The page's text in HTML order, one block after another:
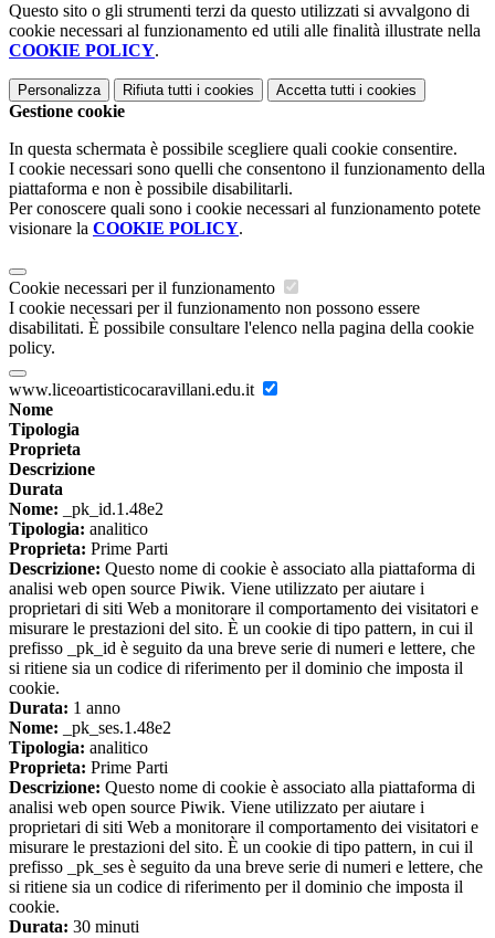
Questo sito o gli strumenti terzi da questo utilizzati si avvalgono di
cookie necessari al funzionamento ed utili alle finalità illustrate nella
COOKIE POLICY.
Personalizza Rifiuta tutti i cookies Accetta tutti i cookies
Gestione cookie
In questa schermata è possibile scegliere quali cookie consentire.
I cookie necessari sono quelli che consentono il funzionamento della
piattaforma e non è possibile disabilitarli.
Per conoscere quali sono i cookie necessari al funzionamento potete
visionare la COOKIE POLICY.
Cookie necessari per il funzionamento
I cookie necessari per il funzionamento non possono essere
disabilitati. È possibile consultare l'elenco nella pagina della cookie
policy.
www.liceoartisticocaravillani.edu.it
Nome
Tipologia
Proprieta
Descrizione
Durata
Nome: _pk_id.1.48e2
Tipologia: analitico
Proprieta: Prime Parti
Descrizione: Questo nome di cookie è associato alla piattaforma di
analisi web open source Piwik. Viene utilizzato per aiutare i
proprietari di siti Web a monitorare il comportamento dei visitatori e
misurare le prestazioni del sito. È un cookie di tipo pattern, in cui il
prefisso _pk_id è seguito da una breve serie di numeri e lettere, che
si ritiene sia un codice di riferimento per il dominio che imposta il
cookie.
Durata: 1 anno
Nome: _pk_ses.1.48e2
Tipologia: analitico
Proprieta: Prime Parti
Descrizione: Questo nome di cookie è associato alla piattaforma di
analisi web open source Piwik. Viene utilizzato per aiutare i
proprietari di siti Web a monitorare il comportamento dei visitatori e
misurare le prestazioni del sito. È un cookie di tipo pattern, in cui il
prefisso _pk_ses è seguito da una breve serie di numeri e lettere, che
si ritiene sia un codice di riferimento per il dominio che imposta il
cookie.
Durata: 30 minuti